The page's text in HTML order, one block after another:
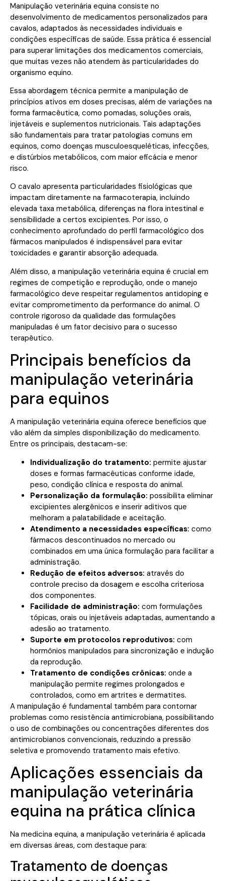
Manipulação veterinária equina consiste no
desenvolvimento de medicamentos personalizados para
cavalos, adaptados às necessidades individuais e
condições específicas de saúde. Essa prática é essencial
para superar limitações dos medicamentos comerciais,
que muitas vezes não atendem às particularidades do
organismo equino.
Essa abordagem técnica permite a manipulação de
princípios ativos em doses precisas, além de variações na
forma farmacêutica, como pomadas, soluções orais,
injetáveis e suplementos nutricionais. Tais adaptações
são fundamentais para tratar patologias comuns em
equinos, como doenças musculoesqueléticas, infecções,
e distúrbios metabólicos, com maior eficácia e menor
risco.
O cavalo apresenta particularidades fisiológicas que
impactam diretamente na farmacoterapia, incluindo
elevada taxa metabólica, diferenças na flora intestinal e
sensibilidade a certos excipientes. Por isso, o
conhecimento aprofundado do perfil farmacológico dos
fármacos manipulados é indispensável para evitar
toxicidades e garantir absorção adequada.
Além disso, a manipulação veterinária equina é crucial em
regimes de competição e reprodução, onde o manejo
farmacológico deve respeitar regulamentos antidoping e
evitar comprometimento da performance do animal. O
controle rigoroso da qualidade das formulações
manipuladas é um fator decisivo para o sucesso
terapêutico.
Principais benefícios da
manipulação veterinária
para equinos
A manipulação veterinária equina oferece benefícios que
vão além da simples disponibilização do medicamento.
Entre os principais, destacam-se:
Individualização do tratamento: permite ajustar
doses e formas farmacêuticas conforme idade,
peso, condição clínica e resposta do animal.
Personalização da formulação: possibilita eliminar
excipientes alergênicos e inserir aditivos que
melhoram a palatabilidade e aceitação.
Atendimento a necessidades específicas: como
fármacos descontinuados no mercado ou
combinados em uma única formulação para facilitar a
administração.
Redução de efeitos adversos: através do
controle preciso da dosagem e escolha criteriosa
dos componentes.
Facilidade de administração: com formulações
tópicas, orais ou injetáveis adaptadas, aumentando a
adesão ao tratamento.
Suporte em protocolos reprodutivos: com
hormônios manipulados para sincronização e indução
da reprodução.
Tratamento de condições crônicas: onde a
manipulação permite regimes prolongados e
controlados, como em artrites e dermatites.
A manipulação é fundamental também para contornar
problemas como resistência antimicrobiana, possibilitando
o uso de combinações ou concentrações diferentes dos
antimicrobianos convencionais, reduzindo a pressão
seletiva e promovendo tratamento mais efetivo.
Aplicações essenciais da
manipulação veterinária
equina na prática clínica
Na medicina equina, a manipulação veterinária é aplicada
em diversas áreas, com destaque para:
Tratamento de doenças